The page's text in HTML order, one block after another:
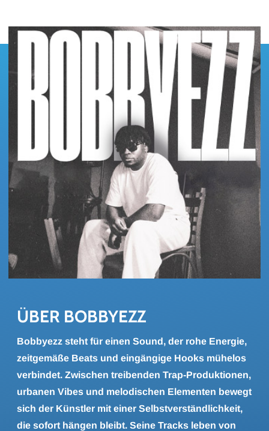
ÜBER BOB­BY­EZZ
Bobbyezz steht für einen Sound, der rohe Energie,
zeitgemäße Beats und eingängige Hooks mühelos
verbindet. Zwischen treibenden Trap-Produktionen,
urbanen Vibes und melodischen Elementen bewegt
sich der Künstler mit einer Selbstverständlichkeit,
die sofort hängen bleibt. Seine Tracks leben von